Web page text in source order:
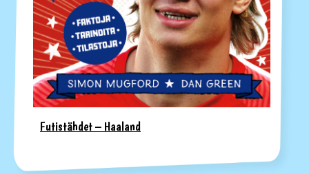
Futistähdet – Haaland